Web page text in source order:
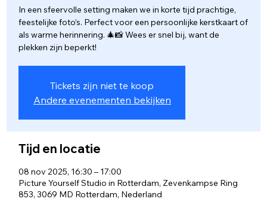
In een sfeervolle setting maken we in korte tijd prachtige,
feestelijke foto’s. Perfect voor een persoonlijke kerstkaart of
als warme herinnering. 🎄📸 Wees er snel bij, want de
plekken zijn beperkt!
Tickets zijn niet te koop
Andere evenementen bekijken
Tijd en locatie
08 nov 2025, 16:30 – 17:00
Picture Yourself Studio in Rotterdam, Zevenkampse Ring
853, 3069 MD Rotterdam, Nederland